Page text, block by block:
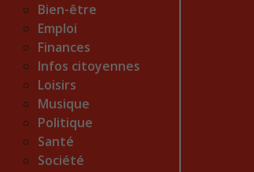
Bien-être
Emploi
Finances
Infos citoyennes
Loisirs
Musique
Politique
Santé
Société